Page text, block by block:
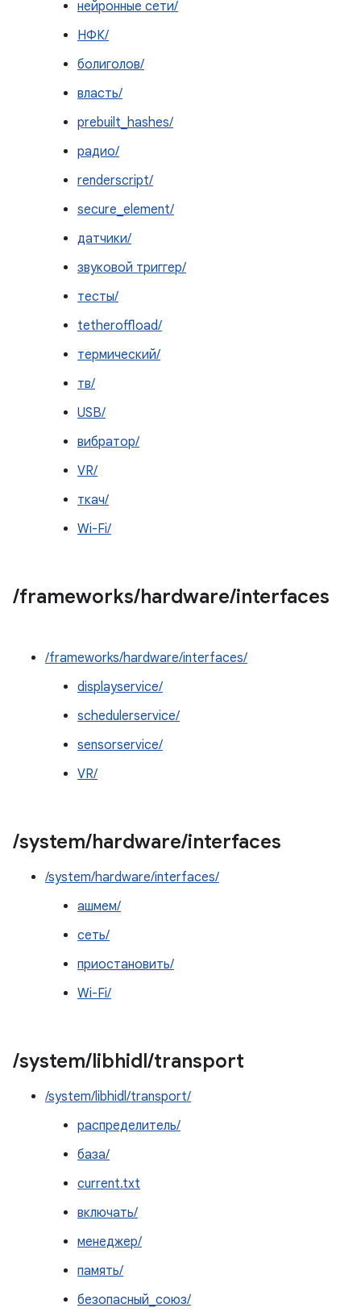
нейронные сети/
НФК/
болиголов/
власть/
prebuilt_hashes/
радио/
renderscript/
secure_element/
датчики/
звуковой триггер/
тесты/
tetheroffload/
термический/
тв/
USB/
вибратор/
VR/
ткач/
Wi-Fi/
/frameworks/hardware/interfaces
/frameworks/hardware/interfaces/
displayservice/
schedulerservice/
sensorservice/
VR/
/system/hardware/interfaces
/system/hardware/interfaces/
ашмем/
сеть/
приостановить/
Wi-Fi/
/system/libhidl/transport
/system/libhidl/transport/
распределитель/
база/
current.txt
включать/
менеджер/
память/
безопасный_союз/